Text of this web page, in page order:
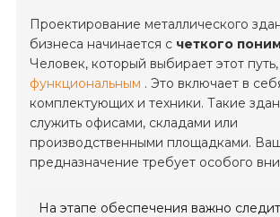
Проектирование металлического
бизнеса начинается с четкого
Человек, который выбирает этот
функциональным . Это включает в
комплектующих и техники. Такие
служить офисами, складами или
производственными площадками.
предназначение требует особого
На этапе обеспечения важно